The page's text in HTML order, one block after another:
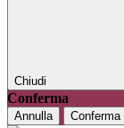
Chiudi
Conferma
Annulla Conferma